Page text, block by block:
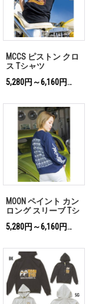
MCCS ピストン クロ
ス Tシャツ
5,280円～6,160円
(税込)
MOON ペイント カン
ロング スリーブ Tシ
5,280円～6,160円
(税込)